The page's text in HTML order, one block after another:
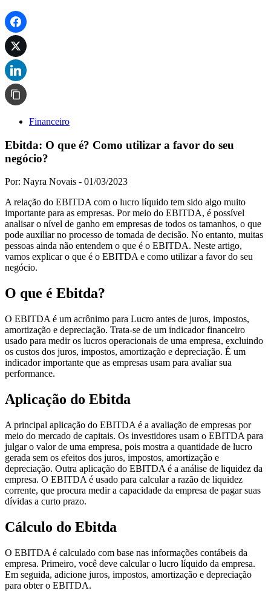
Financeiro
Ebitda: O que é? Como utilizar a favor do seu
negócio?
Por: Nayra Novais - 01/03/2023
A relação do EBITDA com o lucro líquido tem sido algo muito
importante para as empresas. Por meio do EBITDA, é possível
analisar o nível de ganho em empresas de todos os tamanhos, o que
pode auxiliar no processo de tomada de decisão. No entanto, muitas
pessoas ainda não entendem o que é o EBITDA. Neste artigo,
vamos explicar o que é o EBITDA e como utilizar a favor do seu
negócio.
O que é Ebitda?
O EBITDA é um acrônimo para Lucro antes de juros, impostos,
amortização e depreciação. Trata-se de um indicador financeiro
usado para medir os lucros operacionais de uma empresa, excluindo
os custos dos juros, impostos, amortização e depreciação. É um
indicador importante que as empresas usam para avaliar sua
performance.
Aplicação do Ebitda
A principal aplicação do EBITDA é a avaliação de empresas por
meio do mercado de capitais. Os investidores usam o EBITDA para
julgar o valor de uma empresa, pois mostra a quantidade de lucro
gerada sem os efeitos dos juros, impostos, amortização e
depreciação. Outra aplicação do EBITDA é a análise de liquidez da
empresa. O EBITDA é usado para calcular a razão de liquidez
corrente, que procura medir a capacidade da empresa de pagar suas
dívidas a curto prazo.
Cálculo do Ebitda
O EBITDA é calculado com base nas informações contábeis da
empresa. Primeiro, você deve calcular o lucro líquido da empresa.
Em seguida, adicione juros, impostos, amortização e depreciação
para obter o EBITDA.